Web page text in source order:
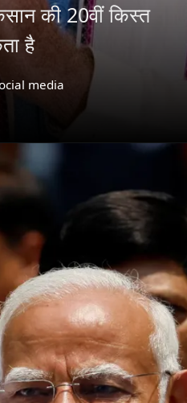
की 20वीं किस्त
है
media